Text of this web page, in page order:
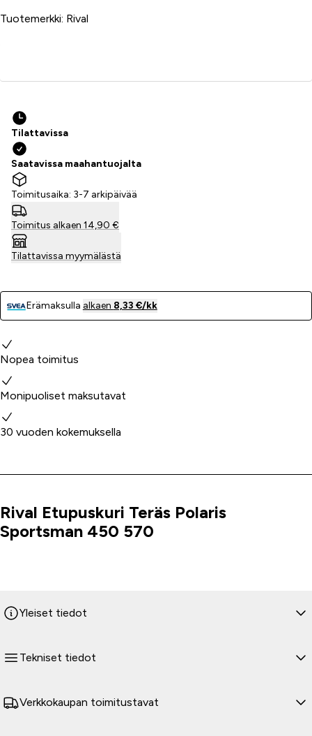
Tuotemerkki: Rival
Tilattavissa
Saatavissa maahantuojalta
Toimitusaika: 3-7 arkipäivää
Toimitus alkaen 14,90 €
Tilattavissa myymälästä
Erämaksulla alkaen 8,33 €/kk
Miksi valita meidät?
Nopea toimitus
Monipuoliset maksutavat
30 vuoden kokemuksella
Tuoteinfo
Rival Etupuskuri Teräs Polaris
Sportsman 450 570
Yleiset tiedot
Tekniset tiedot
Verkkokaupan toimitustavat